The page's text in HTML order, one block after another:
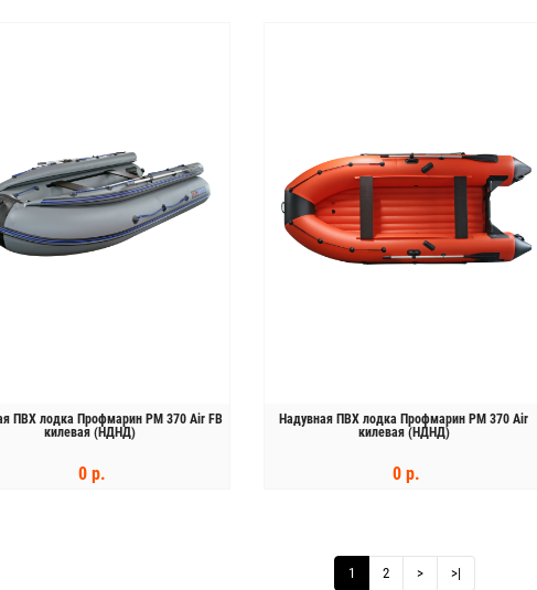
ПВХ лодка Профмарин PM 370 Air FB
килевая (НДНД)
0 р.
Надувная ПВХ лодка Профмарин PM 370 Air
килевая (НДНД)
0 р.
1 2 > >|